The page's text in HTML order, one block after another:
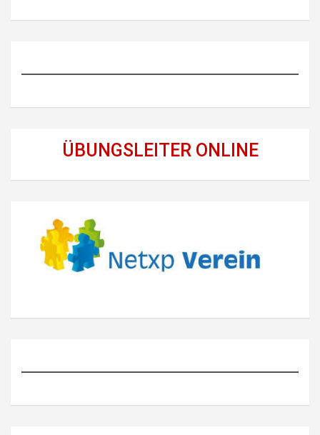
ÜBUNGSLEITER ONLINE